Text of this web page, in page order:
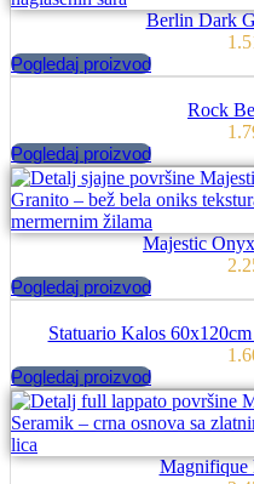
Berlin Dark
Pogledaj proizvod
Rock
Pogledaj proizvod
Majestic
Pogledaj proizvod
Statuario Kalos
Pogledaj proizvod
Magnifique